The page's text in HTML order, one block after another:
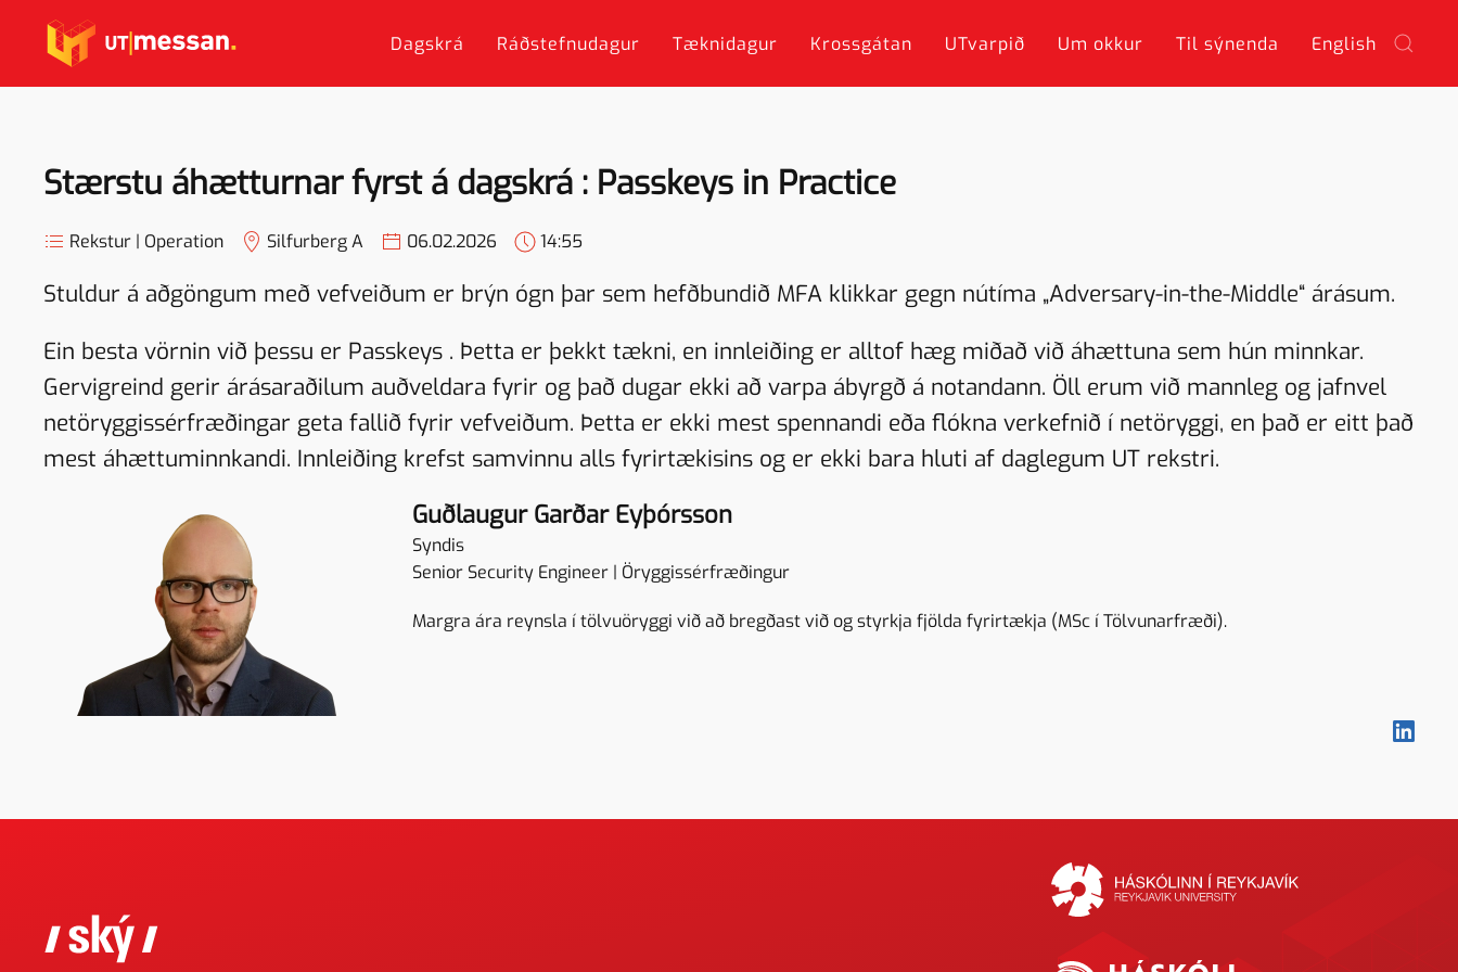
Skip to main content Dagskrá Ráðstefnudagur Tæknidagur Krossgátan UTvarpið Um okkur Til sýnenda English
Stærstu áhætturnar fyrst á dagskrá : Passkeys in Practice
Rekstur | Operation Silfurberg A 06.02.2026 14:55
Stuldur á aðgöngum með vefveiðum er brýn ógn þar sem hefðbundið MFA klikkar gegn nútíma „Adversary-in-the-Middle“ árásum.
Ein besta vörnin við þessu er Passkeys . Þetta er þekkt tækni, en innleiðing er alltof hæg miðað við áhættuna sem hún minnkar.
Gervigreind gerir árásaraðilum auðveldara fyrir og það dugar ekki að varpa ábyrgð á notandann. Öll erum við mannleg og jafnvel
netöryggissérfræðingar geta fallið fyrir vefveiðum. Þetta er ekki mest spennandi eða flókna verkefnið í netöryggi, en það er eitt það
mest áhættuminnkandi. Innleiðing krefst samvinnu alls fyrirtækisins og er ekki bara hluti af daglegum UT rekstri.
Guðlaugur Garðar Eyþórsson
Syndis
Senior Security Engineer | Öryggissérfræðingur
Margra ára reynsla í tölvuöryggi við að bregðast við og styrkja fjölda fyrirtækja (MSc í Tölvunarfræði).